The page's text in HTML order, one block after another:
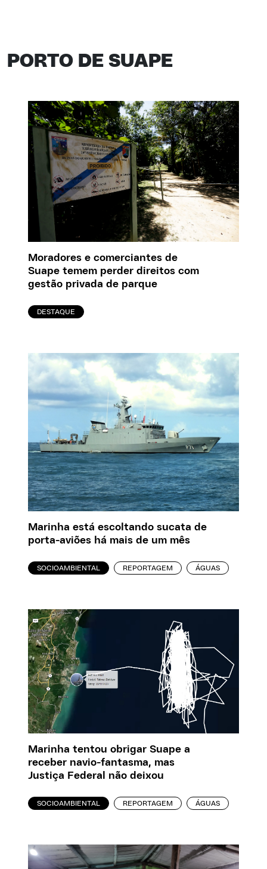
PORTO DE SUAPE
Moradores e comerciantes de
Suape temem perder direitos com
gestão privada de parque
DESTAQUE
Marinha está escoltando sucata de
porta-aviões há mais de um mês
SOCIOAMBIENTAL REPORTAGEM ÁGUAS
Marinha tentou obrigar Suape a
receber navio-fantasma, mas
Justiça Federal não deixou
SOCIOAMBIENTAL REPORTAGEM ÁGUAS